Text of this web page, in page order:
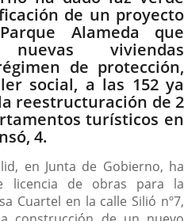
de un proyecto
Alameda que
viviendas
de protección,
social, a las 152 ya
reestructuración de 2
turísticos en
4.
en Junta de Gobierno, ha
licencia de obras para la
Cuartel en la calle Silió nº7,